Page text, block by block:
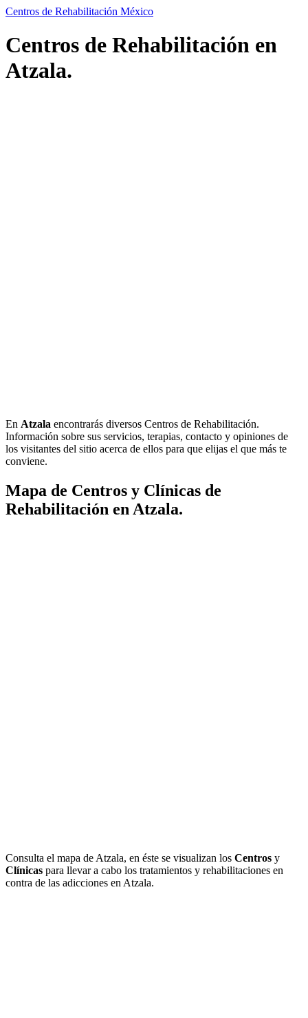
Centros de Rehabilitación México
Centros de Rehabilitación en
Atzala.
En Atzala encontrarás diversos Centros de Rehabilitación.
Información sobre sus servicios, terapias, contacto y opiniones de
los visitantes del sitio acerca de ellos para que elijas el que más te
conviene.
Mapa de Centros y Clínicas de
Rehabilitación en Atzala.
Consulta el mapa de Atzala, en éste se visualizan los Centros y
Clínicas para llevar a cabo los tratamientos y rehabilitaciones en
contra de las adicciones en Atzala.